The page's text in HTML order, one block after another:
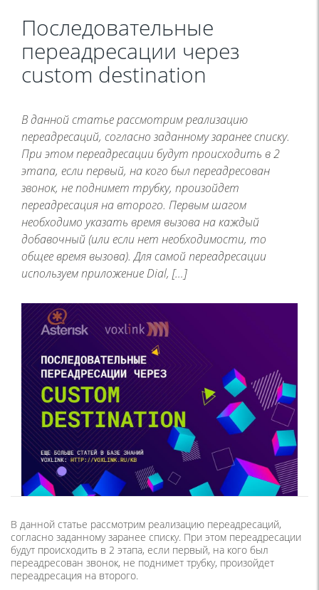
Последовательные
переадресации через
custom destination
В данной статье рассмотрим реализацию
переадресаций, согласно заданному заранее списку.
При этом переадресации будут происходить в 2
этапа, если первый, на кого был переадресован
звонок, не поднимет трубку, произойдет
переадресация на второго. Первым шагом
необходимо указать время вызова на каждый
добавочный (или если нет необходимости, то
общее время вызова). Для самой переадресации
используем приложение Dial, […]
В данной статье рассмотрим реализацию переадресаций,
согласно заданному заранее списку. При этом переадресации
будут происходить в 2 этапа, если первый, на кого был
переадресован звонок, не поднимет трубку, произойдет
переадресация на второго.